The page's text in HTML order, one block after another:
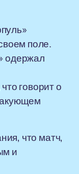
поле.
одержал
говорит о
что матч,
и